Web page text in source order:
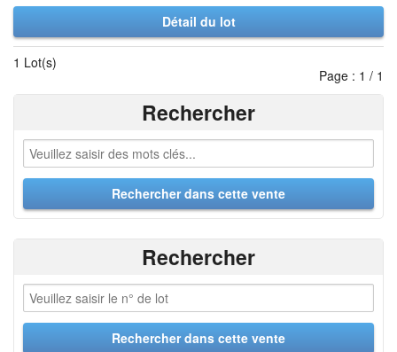
Détail du lot
1 Lot(s)
Page : 1 / 1
Rechercher
Rechercher